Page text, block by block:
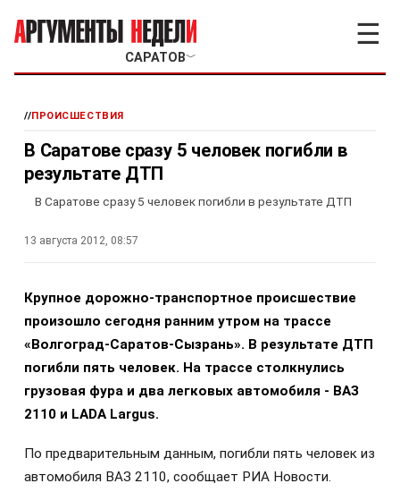
САРАТОВ﹀
☰
//ПРОИСШЕСТВИЯ
В Саратове сразу 5 человек погибли в
результате ДТП
В Саратове сразу 5 человек погибли в результате ДТП
13 августа 2012, 08:57
Крупное дорожно-транспортное происшествие
произошло сегодня ранним утром на трассе
«Волгоград-Саратов-Сызрань». В результате ДТП
погибли пять человек. На трассе столкнулись
грузовая фура и два легковых автомобиля - ВАЗ
2110 и LADA Largus.
По предварительным данным, погибли пять человек из
автомобиля ВАЗ 2110, сообщает РИА Новости.